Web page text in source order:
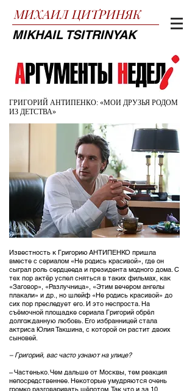
МИХАИЛ ЦИТРИНЯК
MIKHAIL TSITRINYAK
ГРИГОРИЙ АНТИПЕНКО: «МОИ ДРУЗЬЯ РОДОМ
ИЗ ДЕТСТВА»
Известность к Григорию АНТИПЕНКО пришла
вместе с сериалом «Не родись красивой», где он
сыграл роль сердцееда и президента модного дома. С
тех пор актёр успел сняться в таких фильмах, как
«Заговор», «Разлучница», «Этим вечером ангелы
плакали» и др., но шлейф «Не родись красивой» до
сих пор преследует его. И это неспроста. На
съёмочной площадке сериала Григорий обрёл
долгожданную любовь. Его избранницей стала
актриса Юлия Такшина, с которой он растит двоих
сыновей.
– Григорий, вас часто узнают на улице?
– Частенько. Чем дальше от Москвы, тем реакция
непосредственнее. Некоторые умудряются очень
громко разговаривать шёпотом. Так что и за 10